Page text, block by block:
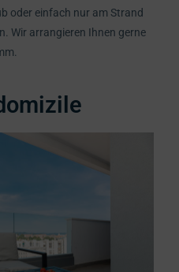
oder einfach nur am Strand
Wir arrangieren Ihnen gerne